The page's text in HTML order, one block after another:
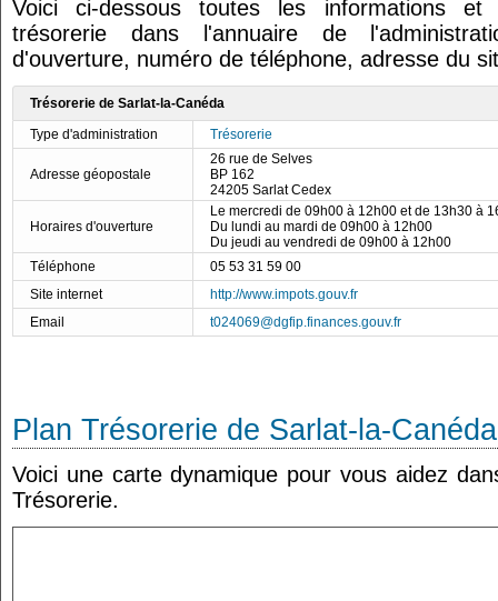
Voici ci-dessous toutes les informations et
trésorerie dans l'annuaire de
d'ouverture, numéro de téléphone, adresse du
Trésorerie de Sarlat-la-Canéda
Type d'administration
Trésorerie
Adresse géopostale
26 rue de Selves
BP 162
24205 Sarlat Cedex
Horaires d'ouverture
Le mercredi de 09h00 à 12h00 et de 13h30 à
Du lundi au mardi de 09h00 à 12h00
Du jeudi au vendredi de 09h00 à 12h00
Téléphone
05 53 31 59 00
Site internet
http://www.impots.gouv.fr
Email
t024069@dgfip.finances.gouv.fr
Plan Trésorerie de Sarlat-la-Canéda
Voici une carte dynamique pour vous aidez
Trésorerie.